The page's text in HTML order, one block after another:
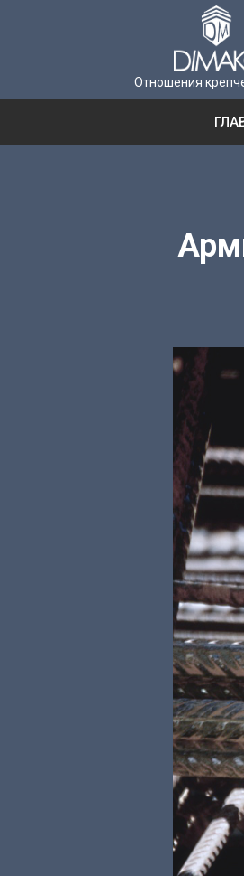
Отношения